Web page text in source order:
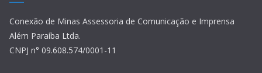
Conexão de Minas Assessoria de Comunicação e Imprensa
Além Paraíba Ltda.
CNPJ n° 09.608.574/0001-11